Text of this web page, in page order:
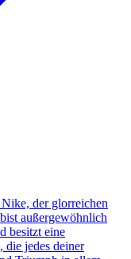
der glorreichen
außergewöhnlich
besitzt eine
die jedes deiner